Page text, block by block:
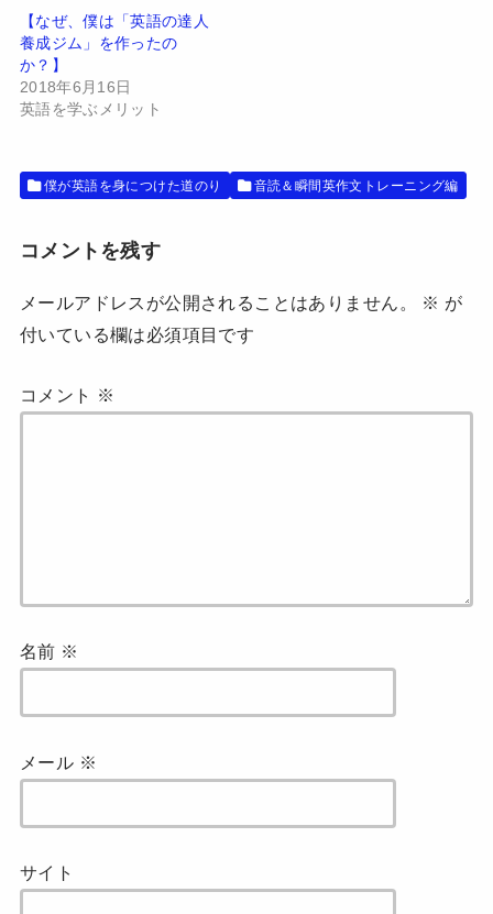
ウ
ィ
ン
ド
ウ
で
開
き
て
く
だ
さ
(
新
し
ン
ド
ウ
き
ま
【なぜ、僕は「英語の達人
養成ジム」を作ったの
か？】
2018年6月16日
英語を学ぶメリット
僕が英語を身につけた道のり 音読＆瞬間英作文トレーニング編
コメントを残す
メールアドレスが公開されることはありません。 ※ が
付いている欄は必須項目です
コメント ※
名前 ※
メール ※
サイト